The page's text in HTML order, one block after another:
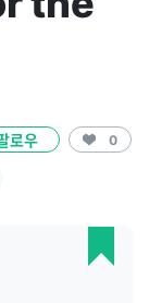
로우 0